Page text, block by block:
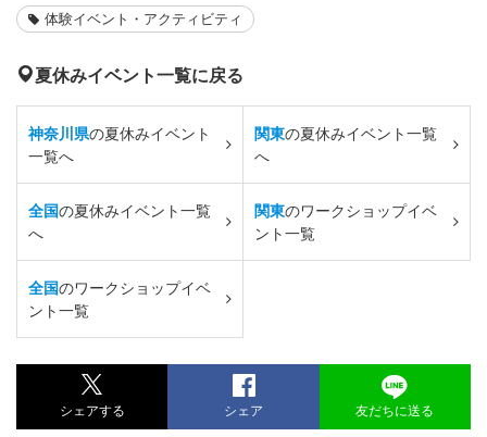
体験イベント・アクティビティ
夏休みイベント一覧に戻る
神奈川県の夏休みイベント
一覧へ
関東の夏休みイベント一覧
へ
全国の夏休みイベント一覧
へ
関東のワークショップイベ
ント一覧
全国のワークショップイベ
ント一覧
シェアする シェア 友だちに送る